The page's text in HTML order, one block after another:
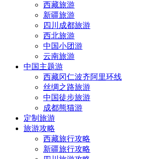
西藏旅游
新疆旅游
四川成都旅游
西北旅游
中国小团游
云南旅游
中国主题游
西藏冈仁波齐阿里环线
丝绸之路旅游
中国徒步旅游
成都熊猫游
定制旅游
旅游攻略
西藏旅行攻略
新疆旅行攻略